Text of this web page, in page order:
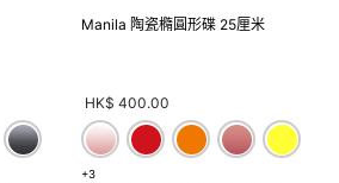
Manila 陶瓷橢圓形碟 25厘米
HK$ 400.00
+3